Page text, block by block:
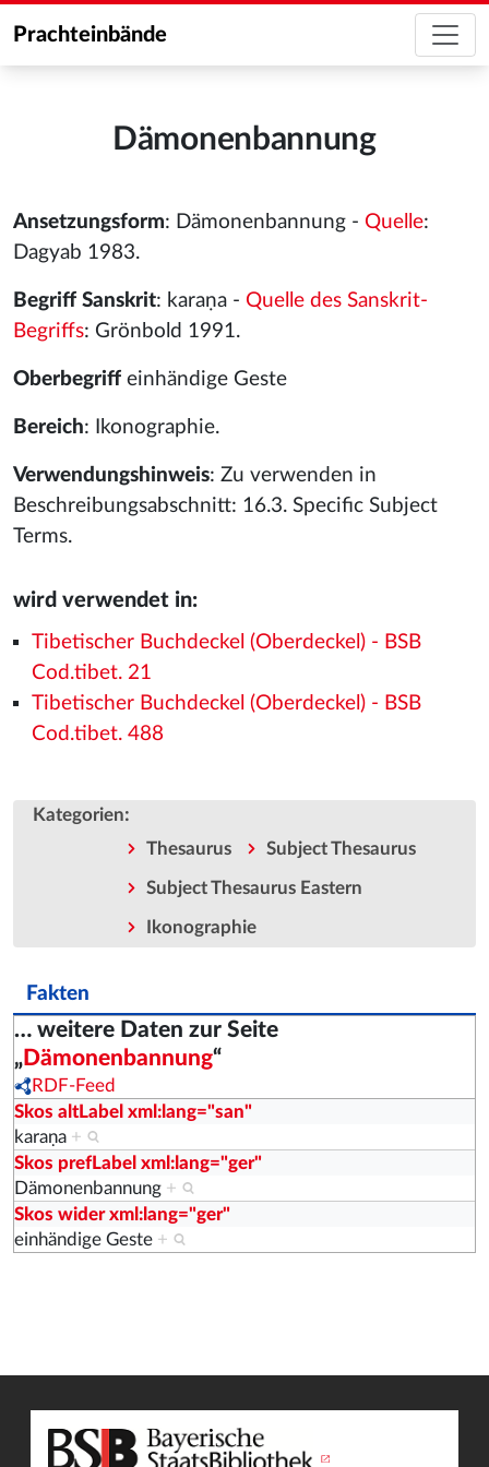
Prachteinbände
Dämonenbannung
Ansetzungsform: Dämonenbannung - Quelle:
Dagyab 1983.
Begriff Sanskrit: karaṇa - Quelle des Sanskrit-
Begriffs: Grönbold 1991.
Oberbegriff einhändige Geste
Bereich: Ikonographie.
Verwendungshinweis: Zu verwenden in
Beschreibungsabschnitt: 16.3. Specific Subject
Terms.
wird verwendet in:
Tibetischer Buchdeckel (Oberdeckel) - BSB
Cod.tibet. 21
Tibetischer Buchdeckel (Oberdeckel) - BSB
Cod.tibet. 488
Kategorien:
Thesaurus Subject Thesaurus
Subject Thesaurus Eastern
Ikonographie
Fakten
… weitere Daten zur Seite
„Dämonenbannung“
RDF-Feed
Skos altLabel xml:lang="san"
karaṇa +
Skos prefLabel xml:lang="ger"
Dämonenbannung +
Skos wider xml:lang="ger"
einhändige Geste +